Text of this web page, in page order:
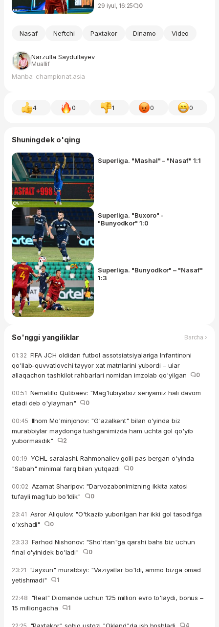
29 iyul, 16:25 0
Nasaf Neftchi Paxtakor Dinamo Video
Narzulla Saydullayev
Muallif
Manba: championat.asia
4 0 1 0 0
Shuningdek o'qing
Superliga. "Mashal" – "Nasaf" 1:1
Superliga. "Buxoro" -
"Bunyodkor" 1:0
Superliga. "Bunyodkor" – "Nasaf"
1:3
So'nggi yangiliklar Barcha ›
01:32 FIFA JCH oldidan futbol assotsiatsiyalariga Infantinoni
qo'llab-quvvatlovchi tayyor xat matnlarini yubordi – ular
allaqachon tashkilot rahbarlari nomidan imzolab qo'yilgan
0
00:51 Nematillo Qutibaev: "Mag'lubiyatsiz seriyamiz hali davom
etadi deb o'ylayman"
0
00:45 Ilhom Mo'minjonov: "G'azalkent" bilan o'yinda biz
murabbiylar maydonga tushganimizda ham uchta gol qo'yib
yubormasdik"
2
00:19 YCHL saralashi. Rahmonaliev golli pas bergan o'yinda
"Sabah" minimal farq bilan yutqazdi
0
00:02 Azamat Sharipov: "Darvozabonimizning ikkita xatosi
tufayli mag'lub bo'ldik"
0
23:41 Asror Aliqulov: "O'tkazib yuborilgan har ikki gol tasodifga
o'xshadi"
0
23:33 Farhod Nishonov: "Sho'rtan"ga qarshi bahs biz uchun
final o'yinidek bo'ladi"
0
23:21 "Jayxun" murabbiyi: "Vaziyatlar bo'ldi, ammo bizga omad
yetishmadi"
1
22:48 "Real" Diomande uchun 125 million evro to'laydi, bonus –
15 milliongacha
1
"Paxtakor" sobiq ustozi "Oklend"da ish boshladi 4